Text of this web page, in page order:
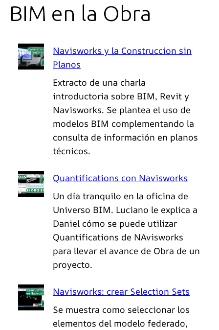
BIM en la Obra
Navisworks y la Construccion sin
Planos
Extracto de una charla
introductoria sobre BIM, Revit y
Navisworks. Se plantea el uso de
modelos BIM complementando la
consulta de información en planos
técnicos.
Quantifications con Navisworks
Un día tranquilo en la oficina de
Universo BIM. Luciano le explica a
Daniel cómo se puede utilizar
Quantifications de NAvisworks
para llevar el avance de Obra de un
proyecto.
Navisworks: crear Selection Sets
Se muestra como seleccionar los
elementos del modelo federado,